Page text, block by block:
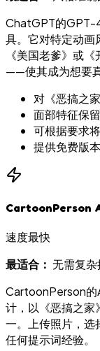
ChatGPT的GPT-
具。它对特定动
《美国老爹》或
——使其成为想要
对《恶搞之
面部特征保
可根据要求
提供免费版
CartoonPerson
速度最快
最适合： 无需复
CartoonPerson的
计，以《恶搞之家
一。上传照片，
任何提示词经验。